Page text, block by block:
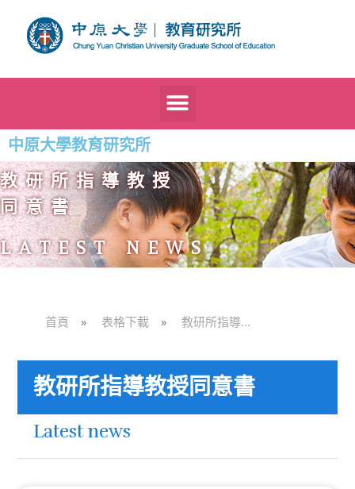
中原大學教育研究所
教研所指導教授
同意書
LATEST NEWS
首頁 » 表格下載 » 教研所指導...
教研所指導教授同意書
Latest news